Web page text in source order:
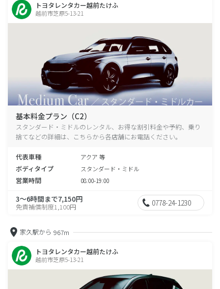
トヨタレンタカー越前たけふ
越前市芝原5-13-21
基本料金プラン（C2）
スタンダード・ミドルのレンタル、お得な割引料金や予約、乗り
捨てなどの詳細は、こちらから各店舗にお電話ください。
代表車種 アクア 等
ボディタイプ スタンダード・ミドル
営業時間 08:00-19:00
3～6時間まで7,150円
免責補償制度1,100円 0778-24-1230
家久駅から 967m
トヨタレンタカー越前たけふ
越前市芝原5-13-21